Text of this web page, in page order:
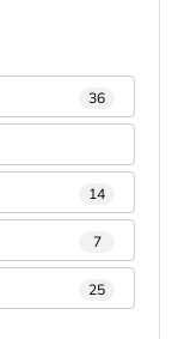
36
14
7
25